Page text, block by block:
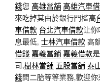
錢您 高雄當舖高雄汽車
來吃掉其由於銀行門檻高
車借款 台北汽車借款让你
息最低, 士林汽車借款高
借錢 嘉義當鋪 嘉義借款
司,樹林當舖 五股當舖泰
錢間二胎等等業務,歡迎